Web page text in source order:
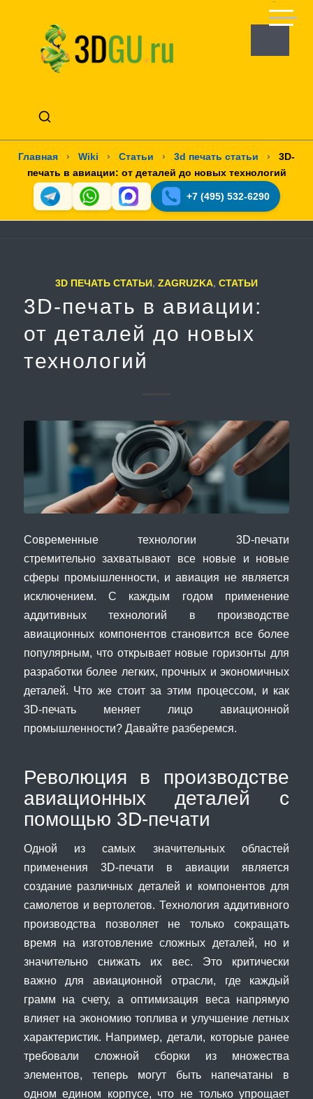
Главная › Wiki › Статьи › 3d печать статьи ›
3D-
печать в авиации: от деталей до новых технологий
+7 (495) 532-6290
3D ПЕЧАТЬ СТАТЬИ, ZAGRUZKA, СТАТЬИ
3D-печать в авиации:
от деталей до новых
технологий
Современные технологии 3D-печати
стремительно захватывают все новые и новые
сферы промышленности, и авиация не является
исключением. С каждым годом применение
аддитивных технологий в производстве
авиационных компонентов становится все более
популярным, что открывает новые горизонты для
разработки более легких, прочных и экономичных
деталей. Что же стоит за этим процессом, и как
3D-печать меняет лицо авиационной
промышленности? Давайте разберемся.
Революция в производстве
авиационных деталей с
помощью 3D-печати
Одной из самых значительных областей
применения 3D-печати в авиации является
создание различных деталей и компонентов для
самолетов и вертолетов. Технология аддитивного
производства позволяет не только сокращать
время на изготовление сложных деталей, но и
значительно снижать их вес. Это критически
важно для авиационной отрасли, где каждый
грамм на счету, а оптимизация веса напрямую
влияет на экономию топлива и улучшение летных
характеристик. Например, детали, которые ранее
требовали сложной сборки из множества
элементов, теперь могут быть напечатаны в
одном едином корпусе, что не только упрощает